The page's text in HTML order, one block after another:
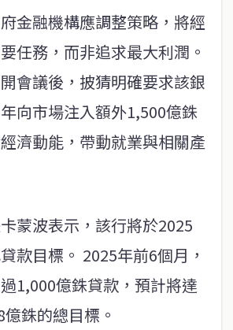
金融機構應調整策略，將經
任務，而非追求最大利潤。
會議後，披猜明確要求該銀
向市場注入額外1,500億銖
濟動能，帶動就業與相關產
蒙波表示，該行將於2025
款目標。 2025年前6個月，
1,000億銖貸款，預計將達
銖的總目標。